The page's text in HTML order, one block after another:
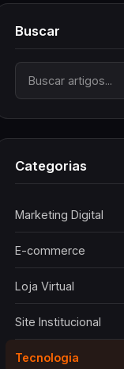
Buscar
Categorias
Marketing Digital
E-commerce
Loja Virtual
Site Institucional
Tecnologia